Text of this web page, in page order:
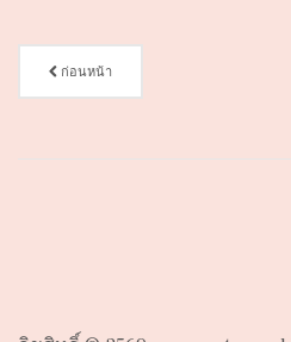
ก่อนหน้า